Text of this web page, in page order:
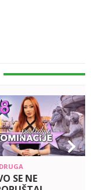
SE NE